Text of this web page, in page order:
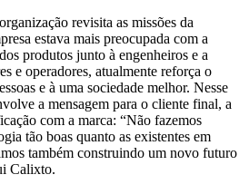
revisita as missões da
estava mais preocupada com a
produtos junto à engenheiros e a
e operadores, atualmente reforça o
e à uma sociedade melhor. Nesse
a mensagem para o cliente final, a
com a marca: “Não fazemos
tão boas quanto as existentes em
também construindo um novo futuro
Calixto.